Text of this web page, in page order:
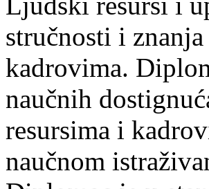
stručnosti i
kadrovima.
naučnih
resursima i
naučnom